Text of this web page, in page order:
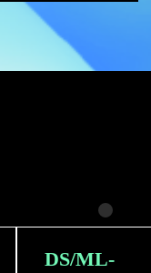
DS/ML-